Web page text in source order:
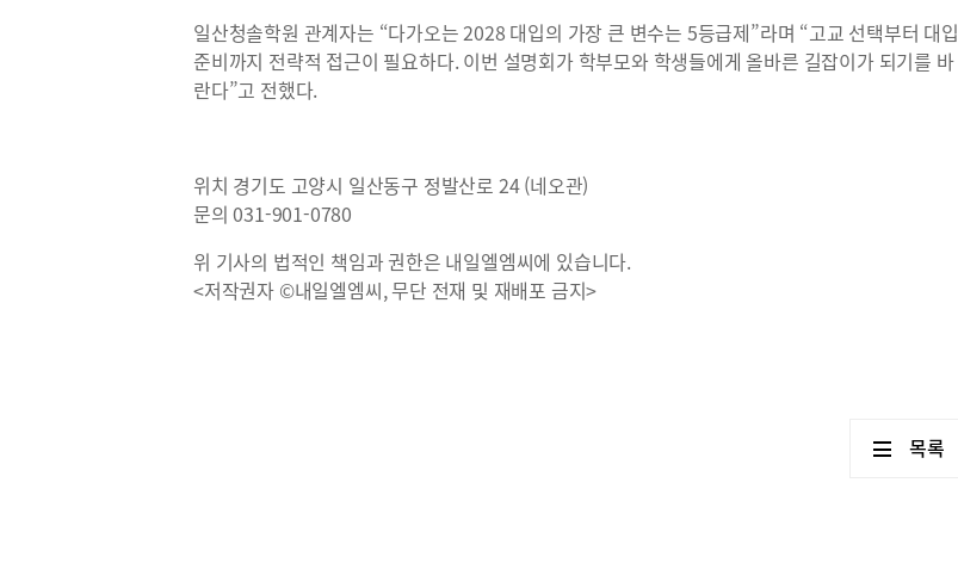
일산청솔학원 관계자는 “다가오는 2028 대입의 가장 큰 변수는 5등급제”라며 “고교 선택부터 대입
준비까지 전략적 접근이 필요하다. 이번 설명회가 학부모와 학생들에게 올바른 길잡이가 되기를 바
란다”고 전했다.
위치 경기도 고양시 일산동구 정발산로 24 (네오관)
문의 031-901-0780
위 기사의 법적인 책임과 권한은 내일엘엠씨에 있습니다.
<저작권자 ©내일엘엠씨, 무단 전재 및 재배포 금지>
목록